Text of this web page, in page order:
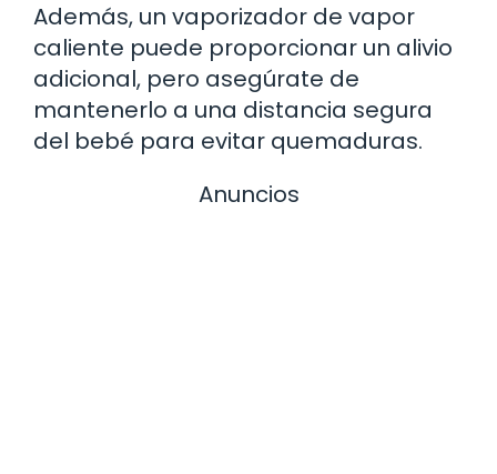
Además, un vaporizador de vapor
caliente puede proporcionar un alivio
adicional, pero asegúrate de
mantenerlo a una distancia segura
del bebé para evitar quemaduras.
Anuncios